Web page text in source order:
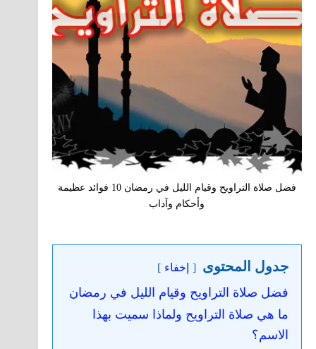
فضل صلاة التراويح وقيام الليل في رمضان 10 فوائد عظيمة
وأحكام وآداب
جدول المحتوى إخفاء
فضل صلاة التراويح وقيام الليل في رمضان
ما هي صلاة التراويح ولماذا سميت بهذا
الاسم؟